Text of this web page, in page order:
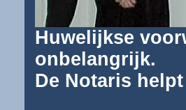
Huwelijkse
onbelangrijk.
De Notaris